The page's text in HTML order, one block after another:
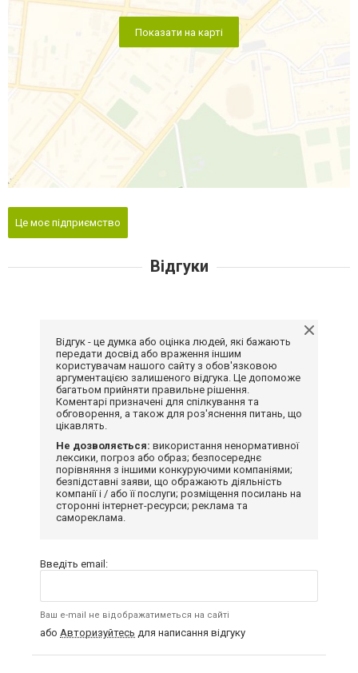
Показати на карті
Це моє підприємство
Відгуки
Відгук - це думка або оцінка людей, які бажають
передати досвід або враження іншим
користувачам нашого сайту з обов'язковою
аргументацією залишеного відгука. Це допоможе
багатьом прийняти правильне рішення.
Коментарі призначені для спілкування та
обговорення, а також для роз'яснення питань, що
цікавлять.
Не дозволяється: використання ненормативної
лексики, погроз або образ; безпосереднє
порівняння з іншими конкуруючими компаніями;
безпідставні заяви, що ображають діяльність
компанії і / або її послуги; розміщення посилань на
сторонні інтернет-ресурси; реклама та
самореклама.
Введіть email:
Ваш e-mail не відображатиметься на сайті
або Авторизуйтесь для написання відгуку